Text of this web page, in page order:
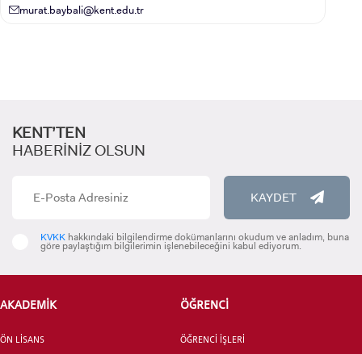
INTERNATIONAL
STUDENT
LİSANSÜSTÜ EĞİTİM ENSTİTÜSÜ
murat.baybali@kent.edu.tr
KENT’TEN
HABERİNİZ OLSUN
KAYDET
KVKK hakkındaki bilgilendirme dokümanlarını okudum ve anladım, buna
göre paylaştığım bilgilerimin işlenebileceğini kabul ediyorum.
AKADEMİK
ÖN LİSANS
ÖĞRENCİ
ÖĞRENCİ İŞLERİ